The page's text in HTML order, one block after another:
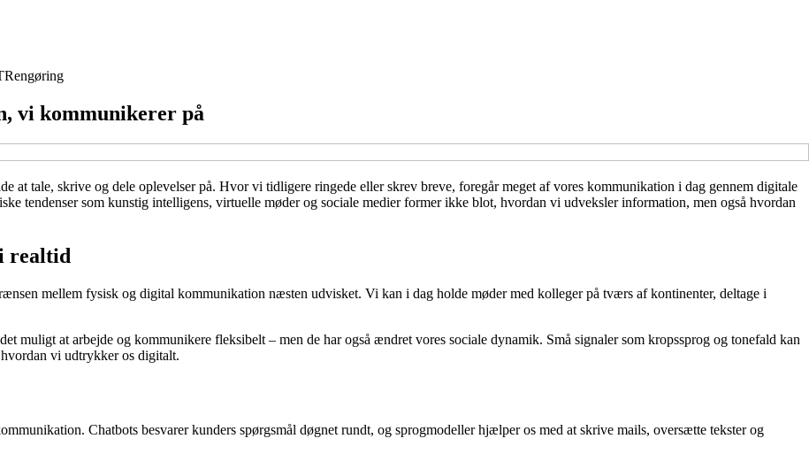
Rengøring
vi kommunikerer på
at tale, skrive og dele oplevelser på. Hvor vi tidligere ringede eller skrev breve, foregår meget af vores kommunikation i dag gennem digitale
tendenser som kunstig intelligens, virtuelle møder og sociale medier former ikke blot, hvordan vi udveksler information, men også hvordan
realtid
mellem fysisk og digital kommunikation næsten udvisket. Vi kan i dag holde møder med kolleger på tværs af kontinenter, deltage i
muligt at arbejde og kommunikere fleksibelt – men de har også ændret vores sociale dynamik. Små signaler som kropssprog og tonefald kan
vi udtrykker os digitalt.
Chatbots besvarer kunders spørgsmål døgnet rundt, og sprogmodeller hjælper os med at skrive mails, oversætte tekster og